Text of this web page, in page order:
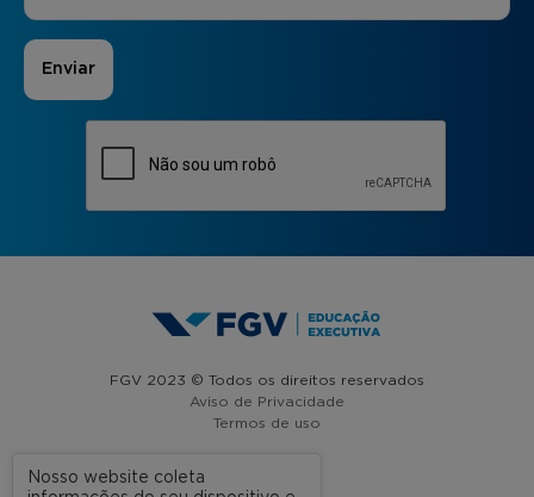
FGV 2023 © Todos os direitos reservados
Aviso de Privacidade
Termos de uso
Nosso website coleta